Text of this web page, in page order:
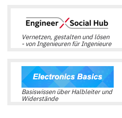
Vernetzen, gestalten und lösen
- von Ingenieuren für Ingenieure
Basiswissen über Halbleiter und
Widerstände